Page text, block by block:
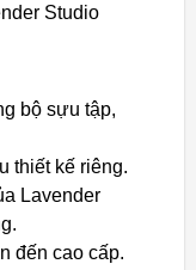
Studio
bộ sựu tập,
thiết kế riêng.
Lavender
đến cao cấp.